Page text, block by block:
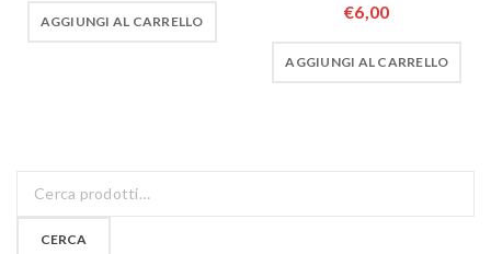
AGGIUNGI AL CARRELLO €6,00
AGGIUNGI AL CARRELLO
CERCA